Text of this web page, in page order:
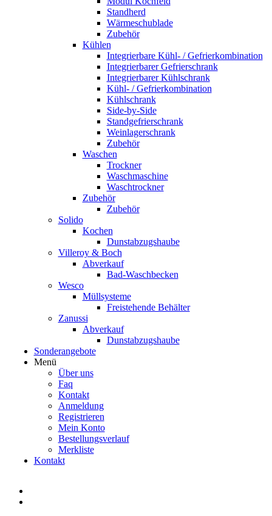
Standherd
Wärmeschublade
Zubehör
Kühlen
Integrierbare Kühl- / Gefrierkombination
Integrierbarer Gefrierschrank
Integrierbarer Kühlschrank
Kühl- / Gefrierkombination
Kühlschrank
Side-by-Side
Standgefrierschrank
Weinlagerschrank
Zubehör
Waschen
Trockner
Waschmaschine
Waschtrockner
Zubehör
Zubehör
Solido
Kochen
Dunstabzugshaube
Villeroy & Boch
Abverkauf
Bad-Waschbecken
Wesco
Müllsysteme
Freistehende Behälter
Zanussi
Abverkauf
Dunstabzugshaube
Sonderangebote
Menü
Über uns
Faq
Kontakt
Anmeldung
Registrieren
Mein Konto
Bestellungsverlauf
Merkliste
Kontakt